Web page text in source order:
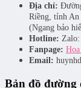
Địa chỉ:
Riềng, tỉnh
(Ngang bảo
Hotline:
Fanpage:
Email:
Bản đồ đường